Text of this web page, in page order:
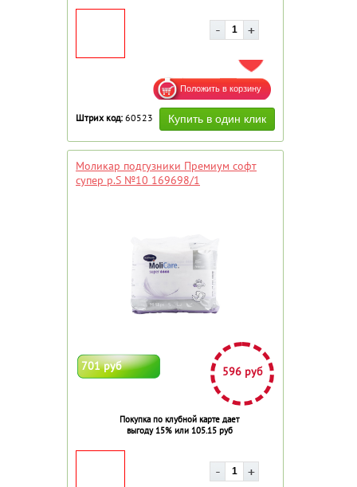
ДОБАВИТЬ В ИЗБРАННОЕ
Штрих код: 60523
Моликар подгузники Премиум софт
супер р.S №10 169698/1
701 руб 596 руб
Покупка по клубной карте дает
выгоду 15% или 105.15 руб